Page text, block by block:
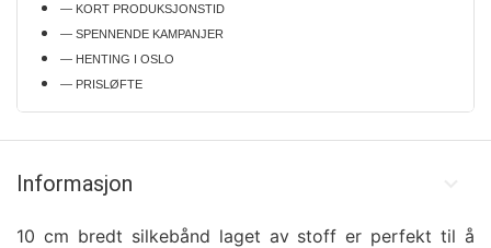
— KORT PRODUKSJONSTID
— SPENNENDE KAMPANJER
— HENTING I OSLO
— PRISLØFTE
Informasjon
10 cm bredt silkebånd laget av stoff er perfekt til å